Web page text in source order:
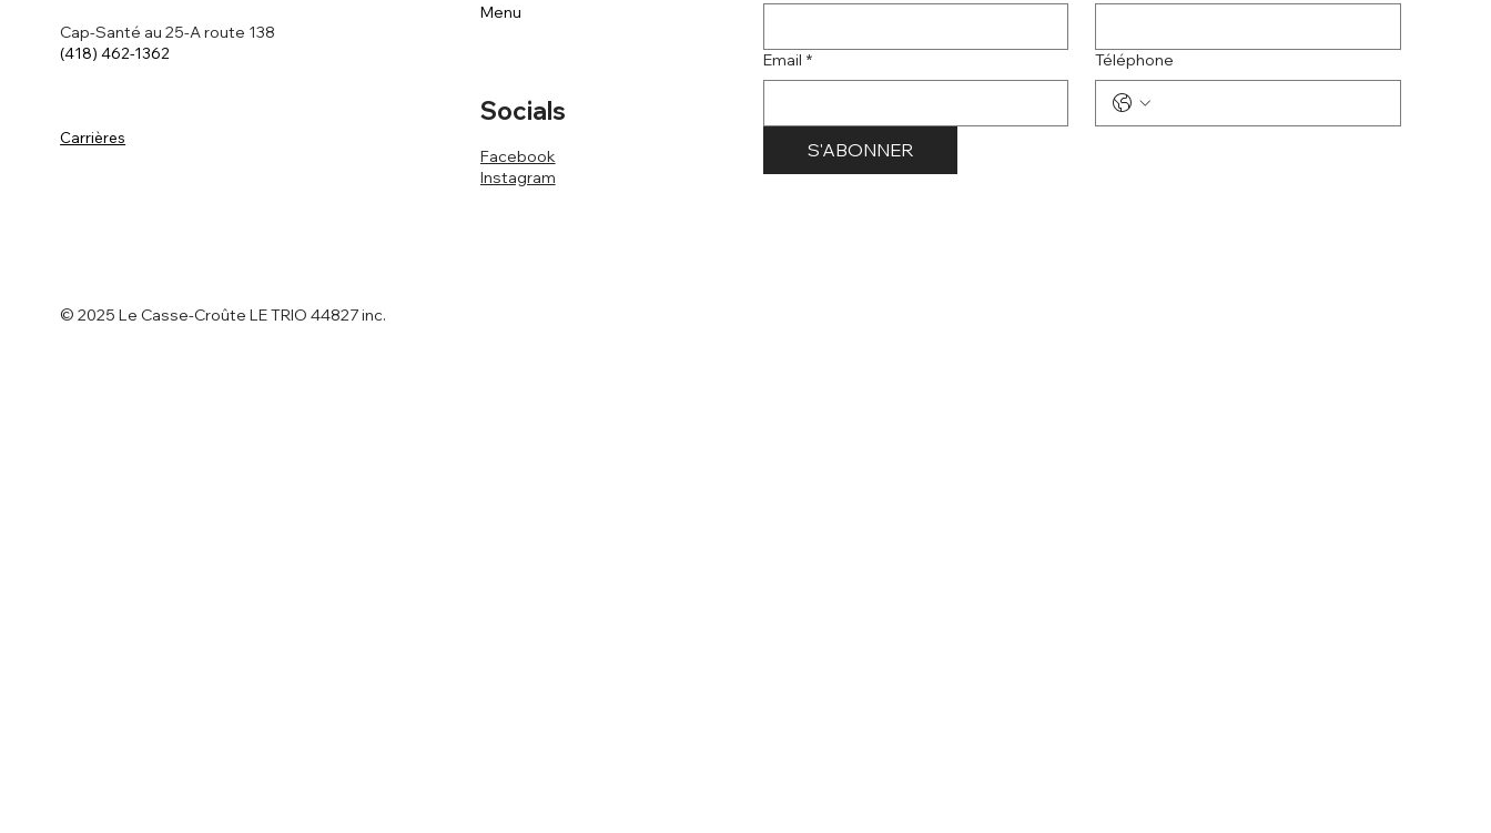
Cap-Santé au 25-A route 138
(418) 462-1362
Carrières
Facebook
Instagram
Socials
Menu
Email * Téléphone
S'ABONNER
© 2025 Le Casse-Croûte LE TRIO 44827 inc.